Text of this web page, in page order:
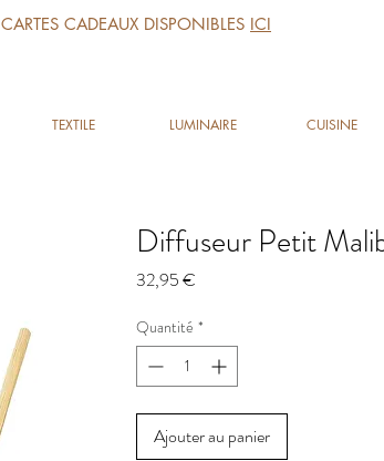
CARTES CADEAUX DISPONIBLES ICI
TEXTILE LUMINAIRE CUISINE
Diffuseur Petit
32,95 €
Quantité *
Ajouter au panier